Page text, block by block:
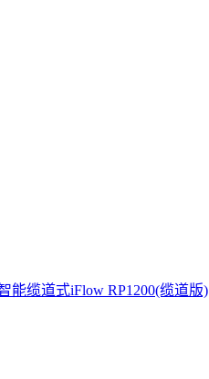
能缆道式iFlow RP1200(缆道版)